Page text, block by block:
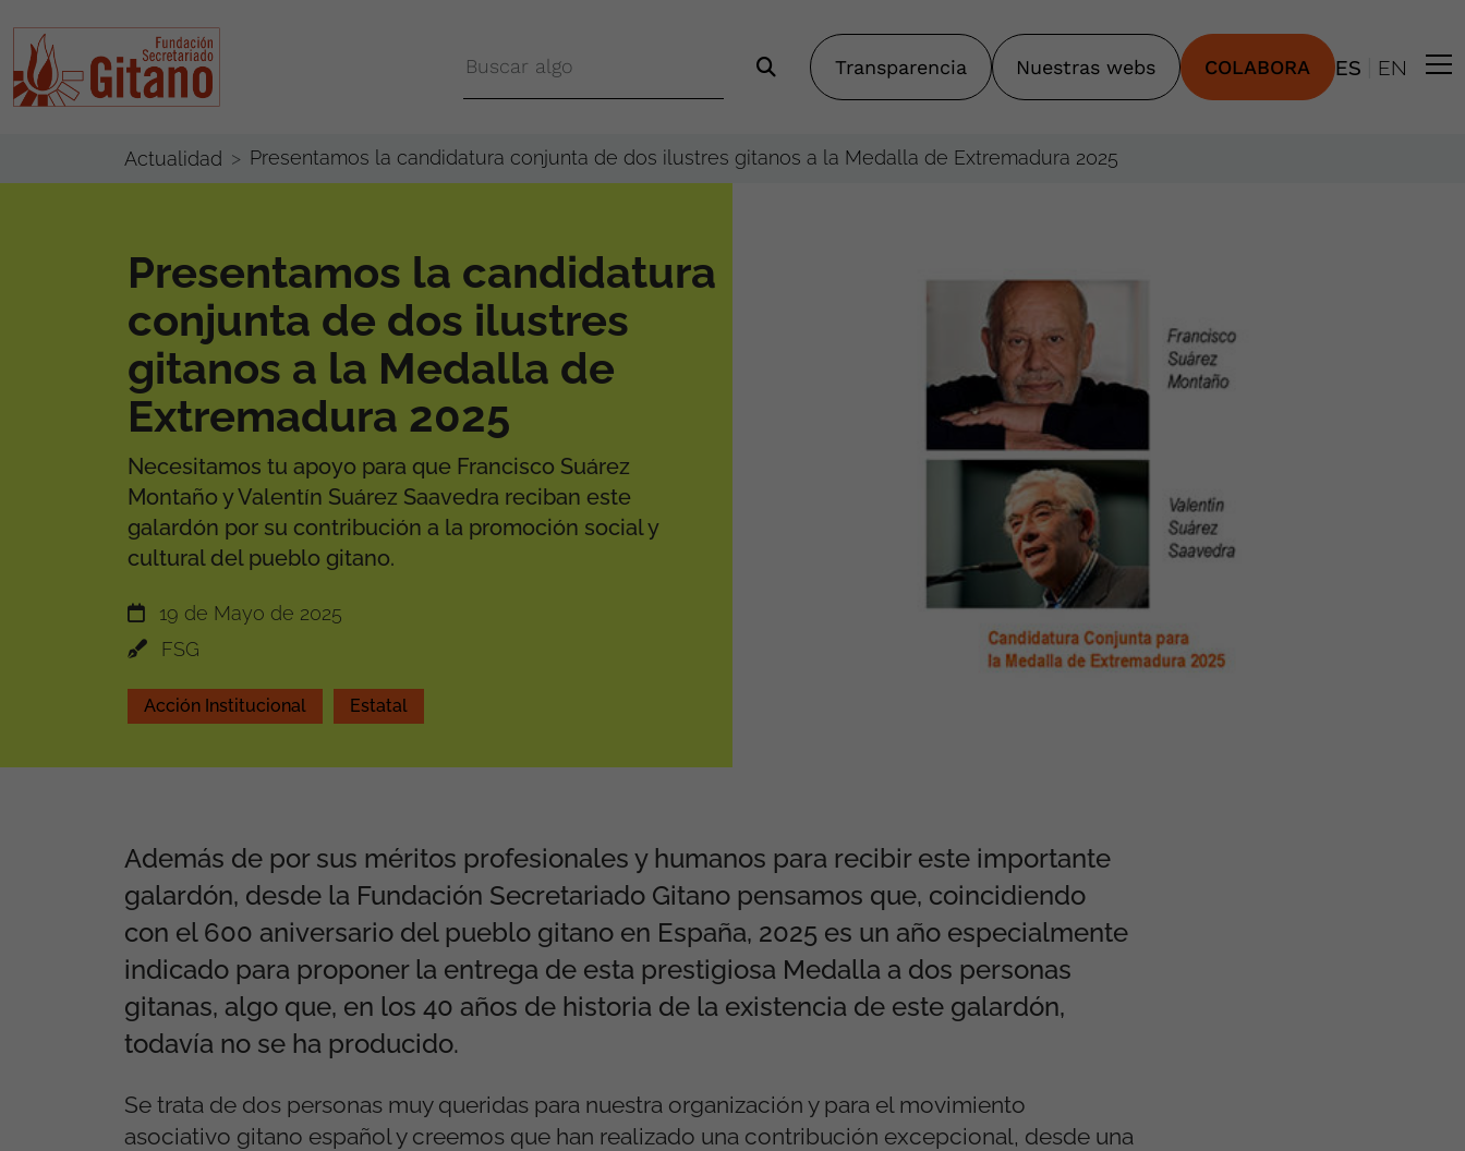
Transparencia Nuestras webs COLABORA ES EN
Actualidad Presentamos la candidatura conjunta de dos ilustres gitanos a la Medalla de Extremadura 2025
Presentamos la candidatura
conjunta de dos ilustres
gitanos a la Medalla de
Extremadura 2025
Necesitamos tu apoyo para que Francisco Suárez
Montaño y Valentín Suárez Saavedra reciban este
galardón por su contribución a la promoción social y
cultural del pueblo gitano.
19 de Mayo de 2025
FSG
Acción Institucional Estatal
Además de por sus méritos profesionales y humanos para recibir este importante
galardón, desde la Fundación Secretariado Gitano pensamos que, coincidiendo
con el 600 aniversario del pueblo gitano en España, 2025 es un año especialmente
indicado para proponer la entrega de esta prestigiosa Medalla a dos personas
gitanas, algo que, en los 40 años de historia de la existencia de este galardón,
todavía no se ha producido.
Se trata de dos personas muy queridas para nuestra organización y para el movimiento
asociativo gitano español y creemos que han realizado una contribución excepcional, desde una